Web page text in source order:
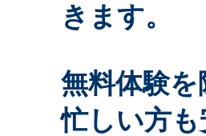
きます。
無料体験
忙しい方